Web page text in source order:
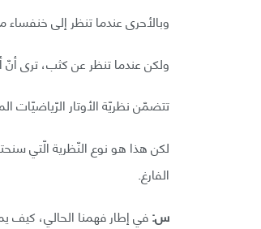
وبالأحرى عندما تنظر إلى
ولكن عندما تنظر عن كثب، ترى أنّ
تتضمّن نظريّة الأوتار الرّياضيّات
لكن هذا هو نوع النّظرية الّتي
الفارغ.
س:في إطار فهمنا الحالي، كيف